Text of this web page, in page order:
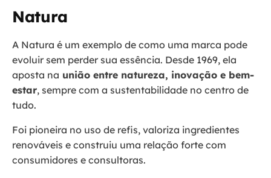
Natura
A Natura é um exemplo de como uma marca pode
evoluir sem perder sua essência. Desde 1969, ela
aposta na união entre natureza, inovação e bem-
estar, sempre com a sustentabilidade no centro de
tudo.
Foi pioneira no uso de refis, valoriza ingredientes
renováveis e construiu uma relação forte com
consumidores e consultoras.